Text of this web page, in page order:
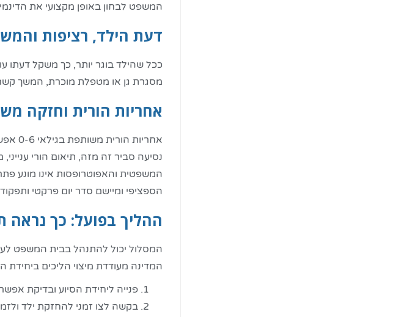
המשפט לבחון באופן מקצועי את
דעת הילד, רציפות
ככל שהילד בוגר יותר, כך משקל דעתו
מסגרת גן או מטפלת מוכרת, המשך
אחריות הורית וחזקה
נסיעה סביר זה מזה, תיאום הורי
המשפטית והאפוטרופסות אינו מונע
הספציפי ומיישם סדר יום פרקטי
ההליך בפועל: כך נראה
המסלול יכול להתנהל בבית המשפט
המדינה מעודדת מיצוי הליכים ביחידת
פנייה ליחידת הסיוע ובדיקת
בקשה לצו זמני להחזקת ילד